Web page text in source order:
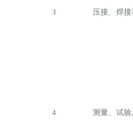
3 压接、焊
4 测量、试